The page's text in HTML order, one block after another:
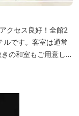
クセス良好！全館2
です。客室は通常
の和室もご用意して
）靴を脱いでお部屋
無料サービス（営業
ット回線完備（Wi-